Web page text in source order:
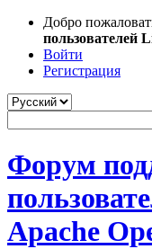
Добро
пользователей
Войти
Регистрация
Форум
Apache